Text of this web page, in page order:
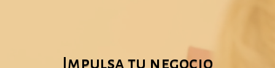
Impulsa tu negocio